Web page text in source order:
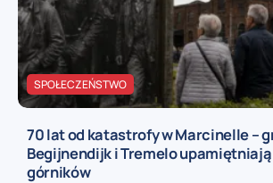
SPOŁECZEŃSTWO
70 lat od katastrofy w Marcinelle –
Begijnendijk i Tremelo
górników